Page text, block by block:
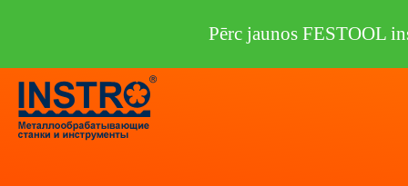
Pērc jaunos FESTOOL